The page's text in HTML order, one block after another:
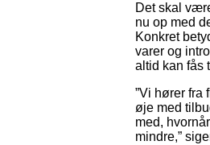
Det skal
nu op med
Konkret
varer og
altid kan fås
”Vi hører fra
øje med
med,
mindre,”